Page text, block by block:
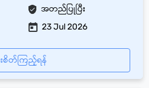
အတည်ပြုပြီး
23 Jul 2026
စိတ်ကြည့်ရန်